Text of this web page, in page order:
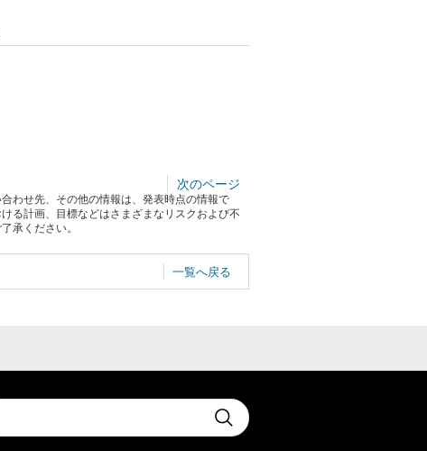
次のページ
わせ先、その他の情報は、発表時点の情報で
る計画、目標などはさまざまなリスクおよび不
承ください。
一覧へ戻る
Submit